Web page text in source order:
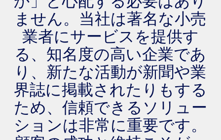
ません。当社は著名な小売
業者にサービスを提供す
る、知名度の高い企業であ
り、新たな活動が新聞や業
界誌に掲載されたりもする
ため、信頼できるソリュー
ションは非常に重要です。